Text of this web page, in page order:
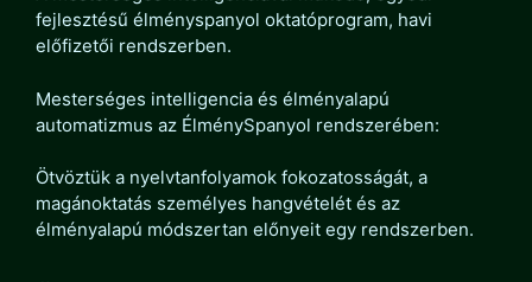
fejlesztésű élményspanyol oktatóprogram, havi
előfizetői rendszerben.
Mesterséges intelligencia és élményalapú
automatizmus az ÉlménySpanyol rendszerében:
Ötvöztük a nyelvtanfolyamok fokozatosságát, a
magánoktatás személyes hangvételét és az
élményalapú módszertan előnyeit egy rendszerben.